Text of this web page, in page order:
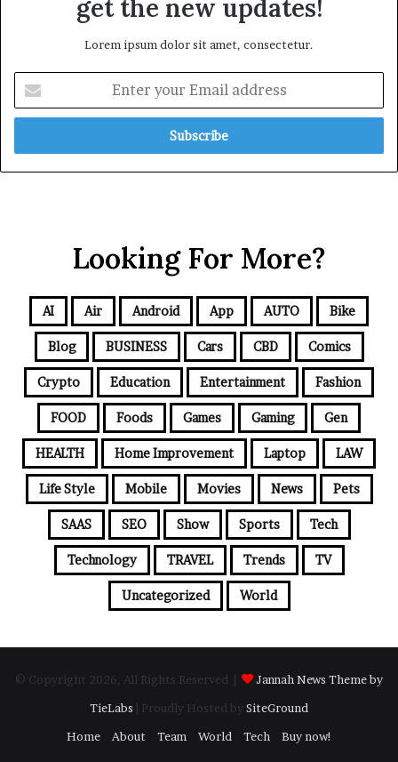
get the new updates!
Lorem ipsum dolor sit amet, consectetur.
Looking For More?
AI Air Android App AUTO Bike
Blog BUSINESS Cars CBD Comics
Crypto Education Entertainment Fashion
FOOD Foods Games Gaming Gen
HEALTH Home Improvement Laptop LAW
Life Style Mobile Movies News Pets
SAAS SEO Show Sports Tech
Technology TRAVEL Trends TV
Uncategorized World
© Copyright 2026, All Rights Reserved |
Jannah News Theme by
TieLabs | Proudly Hosted by SiteGround
Home
About Team World Tech Buy now!